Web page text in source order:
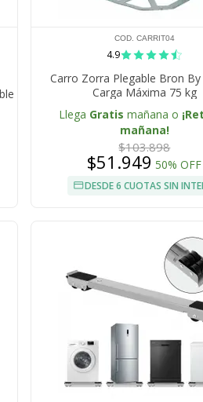
COD. CARRIT04
4.9
Carro Zorra Plegable Bron By
Carga Máxima 75 kg
Llega Gratis mañana o
mañana!
$103.898
$51.949 50% OFF
DESDE 6 CUOTAS SIN